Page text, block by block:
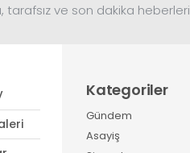
tarafsız ve son dakika heberleri
Kategoriler
Gündem
Asayiş